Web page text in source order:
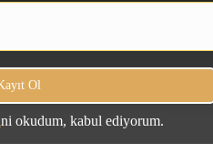
ni okudum, kabul ediyorum.